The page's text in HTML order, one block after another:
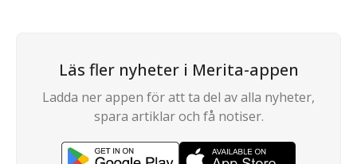
Läs fler nyheter i Merita-appen
Ladda ner appen för att ta del av alla nyheter,
spara artiklar och få notiser.